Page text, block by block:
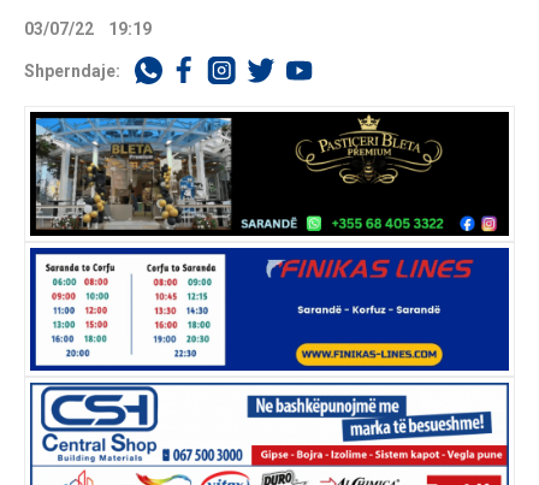
03/07/22 19:19
Shperndaje: